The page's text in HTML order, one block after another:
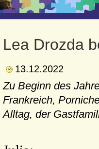
Lea Drozda
13.12.2022
Zu Beginn des
Frankreich,
Alltag, der